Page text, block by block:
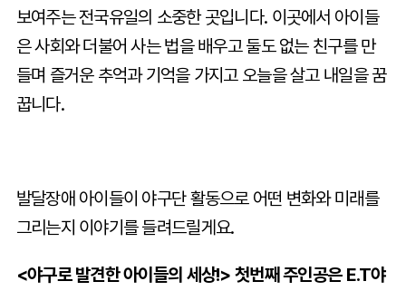
보여주는 전국유일의 소중한 곳입니다. 이곳에서 아이들
은 사회와 더불어 사는 법을 배우고 둘도 없는 친구를 만
들며 즐거운 추억과 기억을 가지고 오늘을 살고 내일을 꿈
꿉니다.
발달장애 아이들이 야구단 활동으로 어떤 변화와 미래를
그리는지 이야기를 들려드릴게요.
<야구로 발견한 아이들의 세상!> 첫번째 주인공은 E.T야